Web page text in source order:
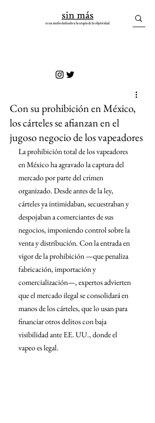
Con su prohibición en México,
los cárteles se afianzan en el
jugoso negocio de los vapeadores
La prohibición total de los vapeadores
en México ha agravado la captura del
mercado por parte del crimen
organizado. Desde antes de la ley,
cárteles ya intimidaban, secuestraban y
despojaban a comerciantes de sus
negocios, imponiendo control sobre la
venta y distribución. Con la entrada en
vigor de la prohibición —que penaliza
fabricación, importación y
comercialización—, expertos advierten
que el mercado ilegal se consolidará en
manos de los cárteles, que lo usan para
financiar otros delitos con baja
visibilidad ante EE. UU., donde el
vapeo es legal.